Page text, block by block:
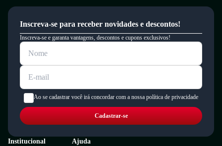
feminino. Modelos com solado macio e palmilha anatômica são ideais
Chinelos ortopédicos são projetados para oferecer suporte e reduzir o
impacto ao caminhar, proporcionando alívio para problemas nos pés. Ao
escolher um chinelo, experimente-o e verifique se ele proporciona o
conforto desejado.
Melhores marcas de chinelos masculinos
Pegada se destaca pela tecnologia e conforto de seus modelos. Outras
marcas como
chinelos que aliam estilo, conforto e durabilidade.
Na nossa
masculinos
para completar seu visual. Aproveite vantagens imperdíveis
como frete grátis* e parcelamento em até 10x sem juros*.
Inscreva-se para receber novidades e descontos!
Inscreva-se e garanta vantagens, descontos e cupons exclusivos!
Ao se cadastrar você irá concordar com a nossa política de privacidade
Cadastrar-se
Institucional
Ajuda